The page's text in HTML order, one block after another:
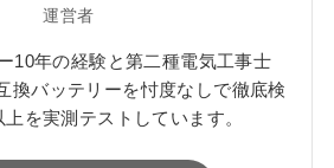
運営者
10年の経験と第二種電気工事士
換バッテリーを忖度なしで徹底検
を実測テストしています。